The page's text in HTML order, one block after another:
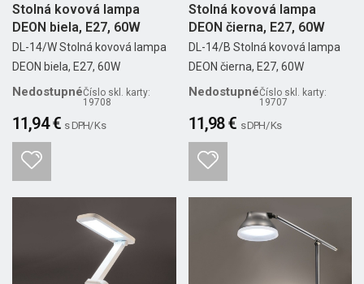
Stolná kovová lampa
DEON biela, E27, 60W
DL-14/W Stolná kovová lampa
DEON biela, E27, 60W
NedostupnéČíslo skl. karty:
19708
11,94 € s DPH/ Ks
Stolná kovová lampa
DEON čierna, E27, 60W
DL-14/B Stolná kovová lampa
DEON čierna, E27, 60W
NedostupnéČíslo skl. karty:
19707
11,98 € s DPH/ Ks